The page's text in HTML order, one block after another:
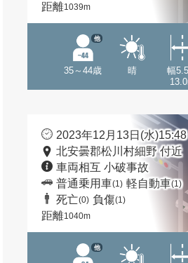
距離1039m
35～44歳
他
晴
幅
2023年12月13日(水)15:48
北安曇郡松川村細野 付近
車両相互 小破事故
普通乗用車(1) 軽自動車(1)
死亡(0) 負傷(1)
距離1040m
他